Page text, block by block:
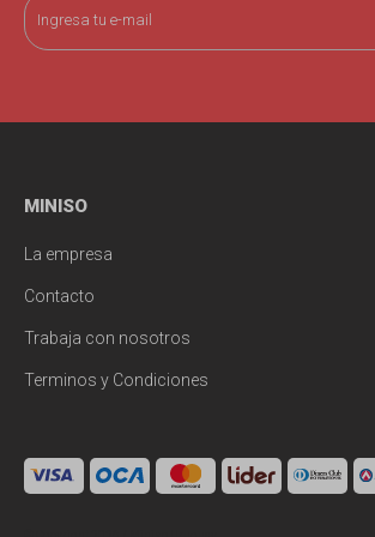
MINISO
La empresa
Contacto
Trabaja con nosotros
Terminos y Condiciones